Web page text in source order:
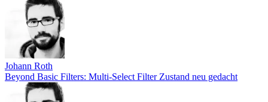
Johann Roth
Beyond Basic Filters: Multi-Select Filter Zustand neu gedacht